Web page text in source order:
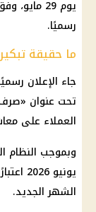
يوم 29
رسميًا.
ما حقيقة تبكير
جاء الإعلان
تحت عنوان
العملاء على
وبموجب
الشهر الجديد.